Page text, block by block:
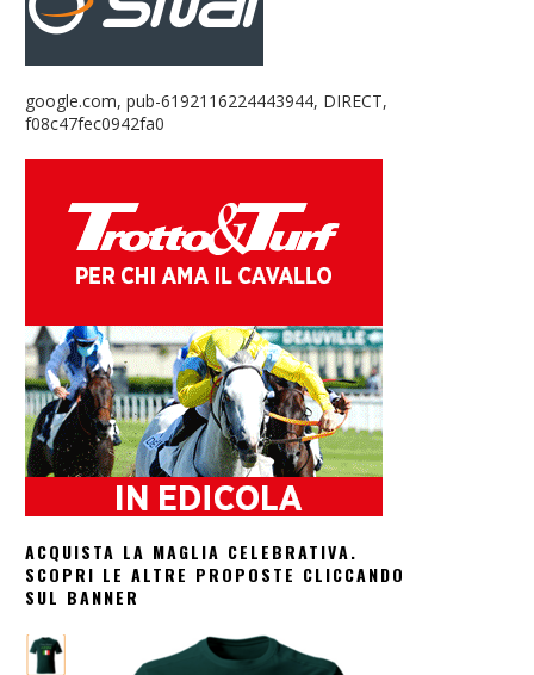
google.com, pub-6192116224443944, DIRECT,
f08c47fec0942fa0
ACQUISTA LA MAGLIA CELEBRATIVA.
SCOPRI LE ALTRE PROPOSTE CLICCANDO
SUL BANNER